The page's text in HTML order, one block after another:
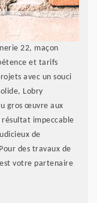
22, maçon
et tarifs
avec un souci
Lobry
gros œuvre aux
impeccable
de
des travaux de
votre partenaire